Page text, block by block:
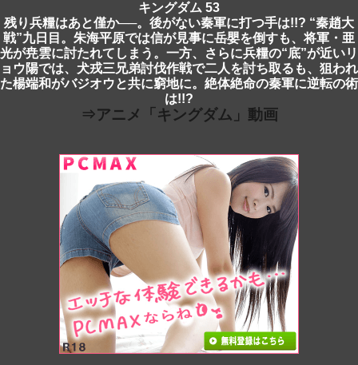
キングダム 53
残り兵糧はあと僅か──。後がない秦軍に打つ手は!!? “秦趙大
戦”九日目。朱海平原では信が見事に岳嬰を倒すも、将軍・亜
光が尭雲に討たれてしまう。一方、さらに兵糧の“底”が近いリ
ョウ陽では、犬戎三兄弟討伐作戦で二人を討ち取るも、狙われ
た楊端和がバジオウと共に窮地に。絶体絶命の秦軍に逆転の術
は!!?
⇒アニメ「キングダム」動画